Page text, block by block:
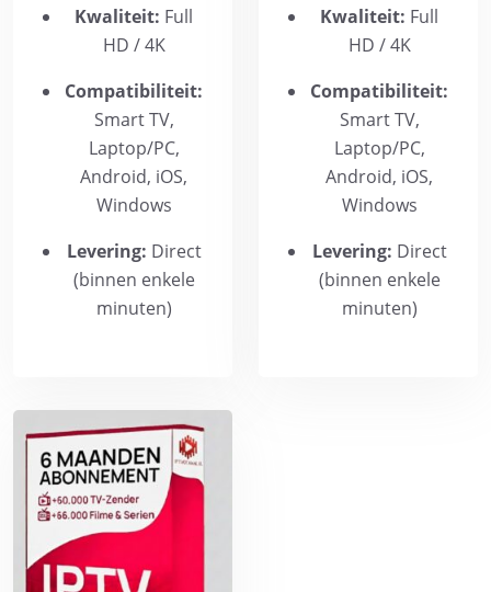
Kwaliteit: Full
HD / 4K
Compatibiliteit:
Smart TV,
Laptop/PC,
Android, iOS,
Windows
Levering: Direct
(binnen enkele
minuten)
Kwaliteit: Full
HD / 4K
Compatibiliteit:
Smart TV,
Laptop/PC,
Android, iOS,
Windows
Levering: Direct
(binnen enkele
minuten)